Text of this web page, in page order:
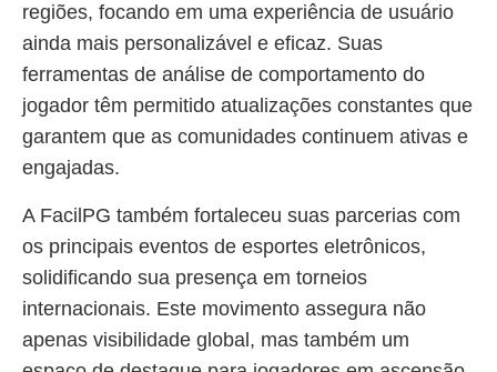
regiões, focando em uma experiência de usuário
ainda mais personalizável e eficaz. Suas
ferramentas de análise de comportamento do
jogador têm permitido atualizações constantes que
garantem que as comunidades continuem ativas e
engajadas.
A FacilPG também fortaleceu suas parcerias com
os principais eventos de esportes eletrônicos,
solidificando sua presença em torneios
internacionais. Este movimento assegura não
apenas visibilidade global, mas também um